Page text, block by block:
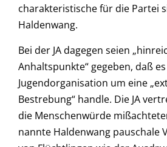
charakteristische für die Partei
Haldenwang.
Bei der JA dagegen seien
Anhaltspunkte“ gegeben, daß
Jugendorganisation um eine
Bestrebung“ handle. Die JA
die Menschenwürde
nannte Haldenwang pauschale